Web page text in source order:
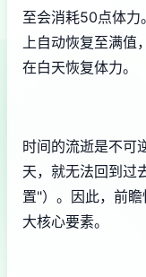
至会消耗50点体力
上自动恢复至满
在白天恢复体力。
时间的流逝是不可
天，就无法回到过
置"）。因此，前
大核心要素。